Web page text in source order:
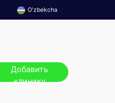
O'zbekcha
Добавить
клинику